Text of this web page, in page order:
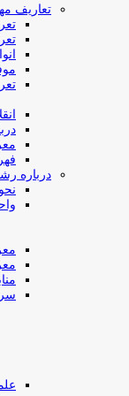
تعاریف
درباره